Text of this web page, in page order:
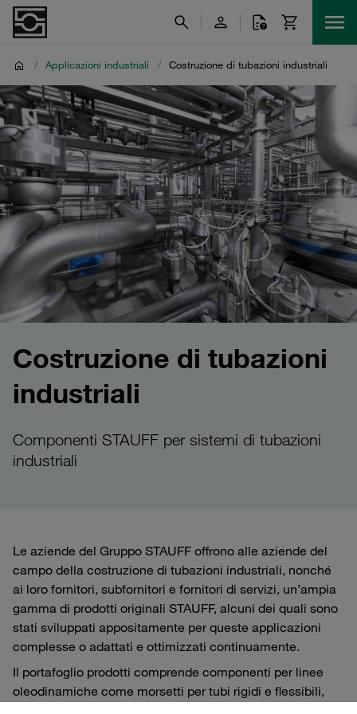
/ Applicazioni industriali / Costruzione di tubazioni industriali
Costruzione di tubazioni
industriali
Componenti STAUFF per sistemi di tubazioni
industriali
Le aziende del Gruppo STAUFF offrono alle aziende del
campo della costruzione di tubazioni industriali, nonché
ai loro fornitori, subfornitori e fornitori di servizi, un’ampia
gamma di prodotti originali STAUFF, alcuni dei quali sono
stati sviluppati appositamente per queste applicazioni
complesse o adattati e ottimizzati continuamente.
Il portafoglio prodotti comprende componenti per linee
oleodinamiche come morsetti per tubi rigidi e flessibili,